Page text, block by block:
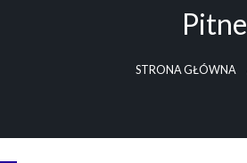
Pitne
STRONA GŁÓWNA